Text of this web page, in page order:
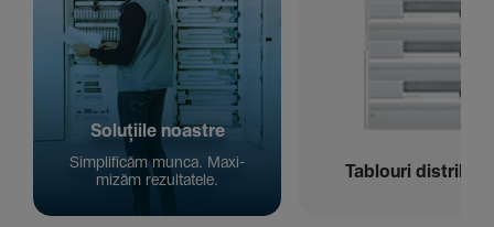
Solu­țiile noastre
Simpli­ficăm munca. Maxi­
mizăm rezul­ta­tele.
Tablouri